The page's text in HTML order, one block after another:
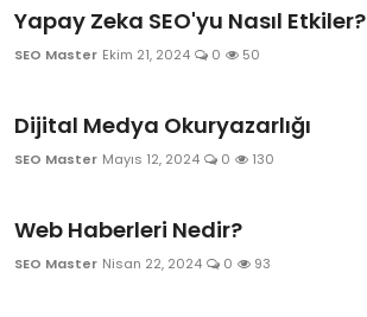
Hakkımızda
Yapay Zeka SEO'yu Nasıl Etkiler?
SEO Master Ekim 21, 2024 0 50
Dijital Medya Okuryazarlığı
SEO Master Mayıs 12, 2024 0 130
Web Haberleri Nedir?
SEO Master Nisan 22, 2024 0 93